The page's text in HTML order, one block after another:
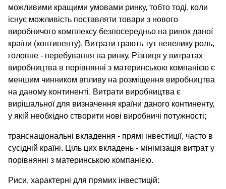
можливими кращими умовами ринку, тобто тоді, коли
існує можливість поставляти товари з нового
виробничого комплексу безпосередньо на ринок даної
країни (континенту). Витрати грають тут невелику роль,
головне - перебування на ринку. Різниця у витратах
виробництва в порівнянні з материнською компанією є
меншим чинником впливу на розміщення виробництва
на даному континенті. Витрати виробництва є
вирішальної для визначення країни даного континенту,
у якій необхідно створити нові виробничі потужності;
транснаціональні вкладення - прямі інвестиції, часто в
сусідній країні. Ціль цих вкладень - мінімізація витрат у
порівнянні з материнською компанією.
Риси, характерні для прямих інвестицій: